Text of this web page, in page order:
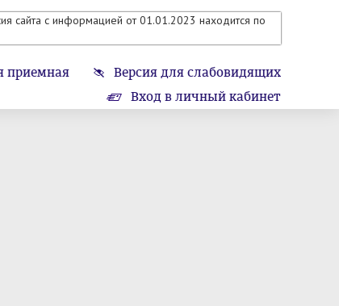
сайта с информацией от 01.01.2023 находится по
приемная
Версия для слабовидящих
Вход в личный кабинет